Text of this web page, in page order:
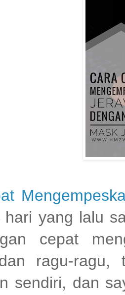
hari yang lalu
cepat
ragu-ragu,
sendiri, dan